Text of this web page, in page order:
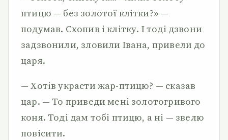
птицю — без золотої клітки?» —
подумав. Схопив і клітку. І тоді дзвони
задзвонили, зловили Івана, привели до
царя.
— Хотів украсти жар-птицю? — сказав
цар. — То приведи мені золотогривого
коня. Тоді дам тобі птицю, а ні — звелю
повісити.